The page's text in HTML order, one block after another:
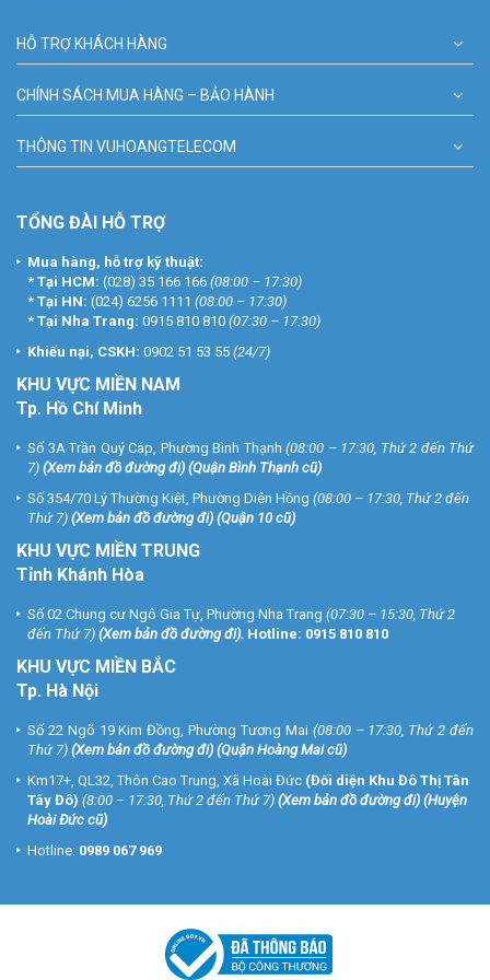
IV. THÔNG TIN LIÊN HỆ ĐĂNG KÝ GÓI LẮP ĐẶT:
VUHOANGTELECOM chi nhánh 1
Điện thoại: (028) 35 166 166
Số 49 Lãnh Binh Thăng, Phường 12, Quận 11, Tp.HCM
Điện thoại: (028) 39 625 555
VUHOANGTELECOM chi nhánh 3
Số 23 Ngõ 113 Phố Vĩnh Hồ, Quận Đống Đa, Thành phố Hà Nội
Điện thoại: (024) 6256 1111
VUHOANGTELECOM chi nhánh 4
246 Giáp Bát, P. Giáp Bát, Q. Hoàng Mai, Tp.HN
Điện thoại: (024) 3273 6666
Tổng đài Chăm Sóc Khách Hàng Miễn Phí:1900 9259 (Giờ hành
chính)
Website:https://vuhoangtelecom.vn/
Page Lắp Đặt Camera Quan Sát:
https://www.facebook.com/lapdatcameragiamsatvhs
HỖ TRỢ KHÁCH HÀNG
CHÍNH SÁCH MUA HÀNG – BẢO HÀNH
THÔNG TIN VUHOANGTELECOM
TỔNG ĐÀI HỖ TRỢ
Mua hàng, hỗ trợ kỹ thuật:
* Tại HCM: (028) 35 166 166 (08:00 – 17:30)
* Tại HN: (024) 6256 1111 (08:00 – 17:30)
* Tại Nha Trang: 0915 810 810 (07:30 – 17:30)
Khiếu nại, CSKH: 0902 51 53 55 (24/7)
KHU VỰC MIỀN NAM
Tp. Hồ Chí Minh
Số 3A Trần Quý Cáp, Phường Bình Thạnh (08:00 – 17:30, Thứ 2 đến Thứ
7) (Xem bản đồ đường đi) (Quận Bình Thạnh cũ)
Số 354/70 Lý Thường Kiệt, Phường Diên Hồng (08:00 – 17:30, Thứ 2 đến
Thứ 7) (Xem bản đồ đường đi) (Quận 10 cũ)
KHU VỰC MIỀN TRUNG
Tỉnh Khánh Hòa
Số 02 Chung cư Ngô Gia Tự, Phường Nha Trang (07:30 – 15:30, Thứ 2
đến Thứ 7) (Xem bản đồ đường đi). Hotline: 0915 810 810
KHU VỰC MIỀN BẮC
Tp. Hà Nội
Số 22 Ngõ 19 Kim Đồng, Phường Tương Mai (08:00 – 17:30, Thứ 2 đến
Thứ 7) (Xem bản đồ đường đi) (Quận Hoàng Mai cũ)
Km17+, QL32, Thôn Cao Trung, Xã Hoài Đức (Đối diện Khu Đô Thị Tân
Tây Đô) (8:00 – 17:30, Thứ 2 đến Thứ 7) (Xem bản đồ đường đi) (Huyện
Hoài Đức cũ)
Hotline: 0989 067 969